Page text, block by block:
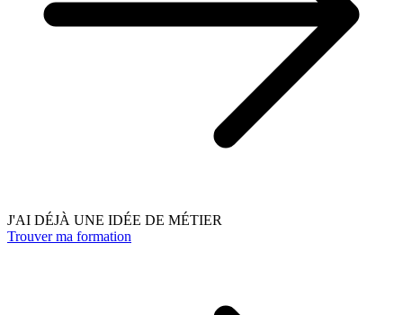
J'AI DÉJÀ UNE IDÉE DE MÉTIER
Trouver ma formation